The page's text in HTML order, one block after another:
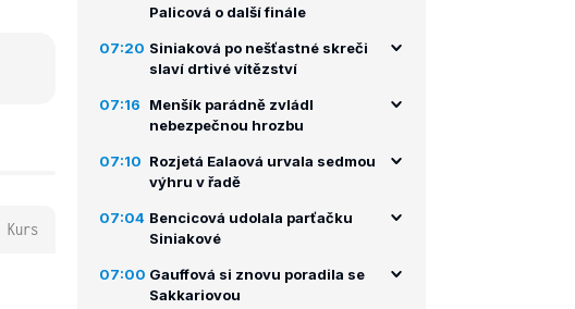
Kurs
Palicová o další finále
07:20 Siniaková po nešťastné skreči
slaví drtivé vítězství
07:16
Menšík parádně zvládl
nebezpečnou hrozbu
07:10 Rozjetá Ealaová urvala sedmou
výhru v řadě
07:04 Bencicová udolala parťačku
Siniakové
07:00 Gauffová si znovu poradila se
Sakkariovou